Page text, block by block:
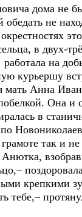
дома не
обедать не
в двух-
на
курьершу
мать Анна
Она и
в
так и
крепкими
тебе,–